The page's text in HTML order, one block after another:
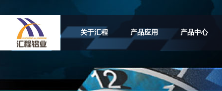
关于汇程 产品应用 产品中心